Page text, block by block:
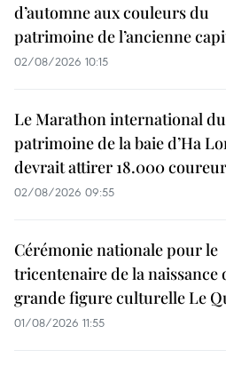
d’automne aux couleurs du
patrimoine de l’ancienne
02/08/2026 10:15
Le Marathon international du
patrimoine de la baie d’Ha
devrait attirer 18.000
02/08/2026 09:55
Cérémonie nationale pour le
tricentenaire de la naissance
grande figure culturelle Le
01/08/2026 11:55